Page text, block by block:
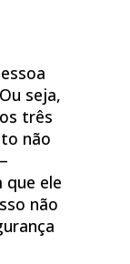
seja,
três
não
ele
não